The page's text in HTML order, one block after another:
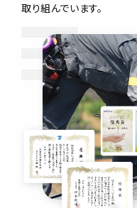
取り組んでいます。